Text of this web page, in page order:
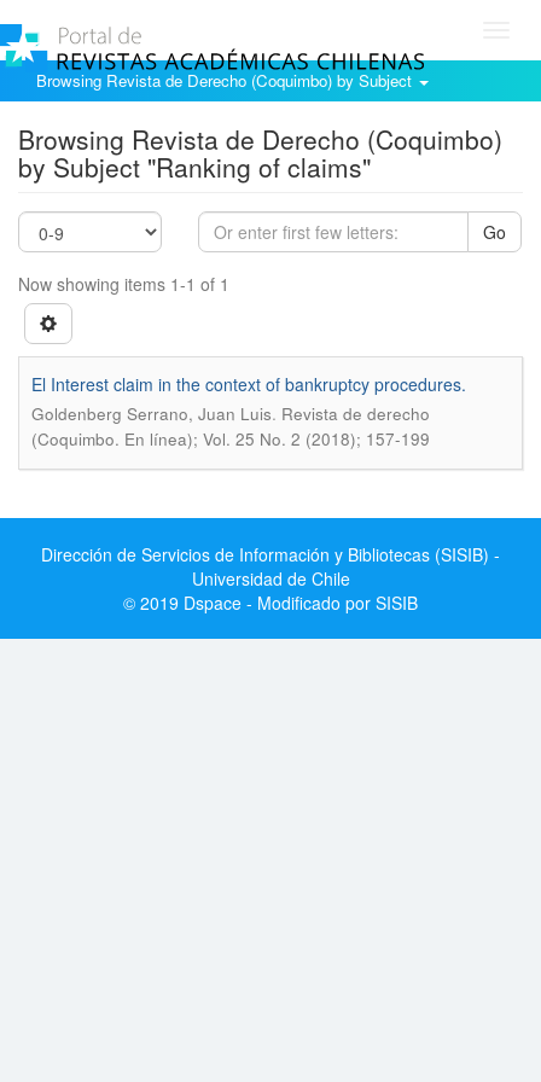
Browsing Revista de Derecho (Coquimbo) by Subject
Browsing Revista de Derecho (Coquimbo)
by Subject "Ranking of claims"
Go
Now showing items 1-1 of 1
El Interest claim in the context of bankruptcy procedures.
Goldenberg Serrano, Juan Luis. Revista de derecho
(Coquimbo. En línea); Vol. 25 No. 2 (2018); 157-199
Dirección de Servicios de Información y Bibliotecas (SISIB) -
Universidad de Chile
© 2019 Dspace - Modificado por SISIB